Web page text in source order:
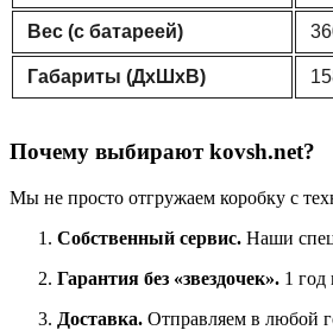
Вес (с батареей)
Габариты (ДхШхВ)
Почему выбирают kovsh.net?
Мы не просто отгружаем коробку с
Собственный сервис. Наши
Гарантия без «звездочек». 1 год
Доставка. Отправляем в любой